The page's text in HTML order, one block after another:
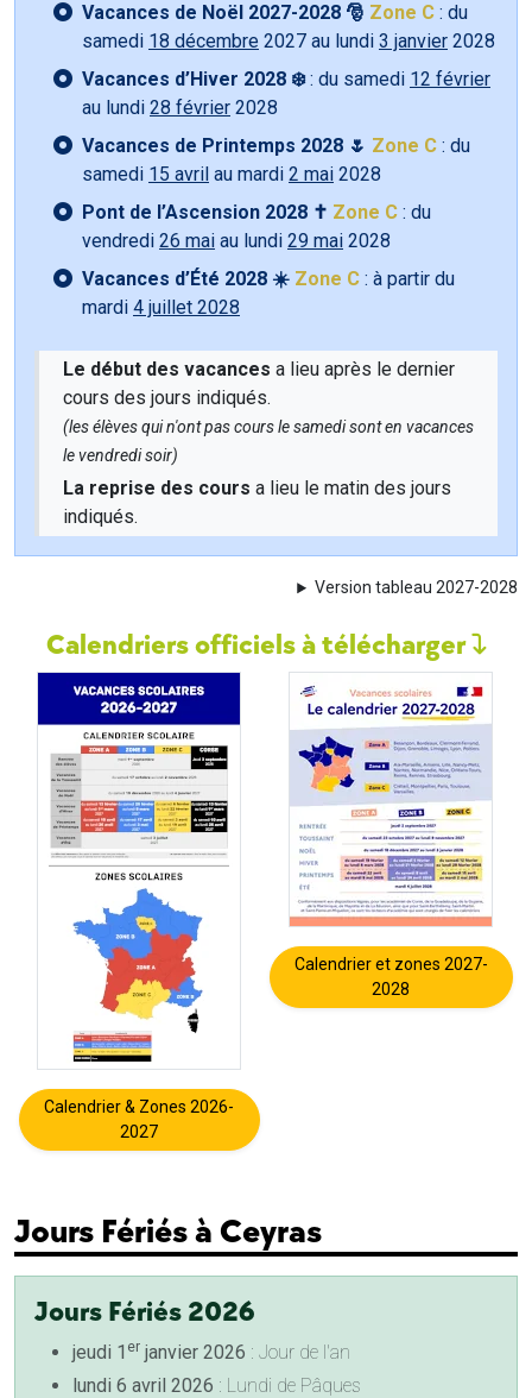
Vacances de Noël 2027-2028 🎅 Zone C : du
samedi 18 décembre 2027 au lundi 3 janvier 2028
Vacances d’Hiver 2028 ❄️: du samedi 12 février
au lundi 28 février 2028
Vacances de Printemps 2028 🌷 Zone C : du
samedi 15 avril au mardi 2 mai 2028
Pont de l’Ascension 2028 ✝️ Zone C : du
vendredi 26 mai au lundi 29 mai 2028
Vacances d’Été 2028 ☀️ Zone C : à partir du
mardi 4 juillet 2028
Le début des vacances a lieu après le dernier
cours des jours indiqués.
(les élèves qui n'ont pas cours le samedi sont en vacances
le vendredi soir)
La reprise des cours a lieu le matin des jours
indiqués.
Version tableau 2027-2028
Calendriers officiels à télécharger
Calendrier & Zones 2026-
2027
Calendrier et zones 2027-
2028
Jours Fériés à Ceyras
Jours Fériés 2026
jeudi 1 er janvier 2026 : Jour de l'an
lundi 6 avril 2026 : Lundi de Pâques